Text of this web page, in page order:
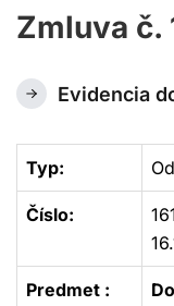
Zmluva č.
Evidencia
Typ:
Číslo:
Predmet :